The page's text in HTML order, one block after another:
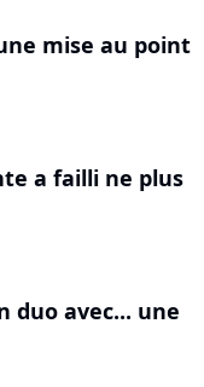
mise au point
a failli ne plus
duo avec... une